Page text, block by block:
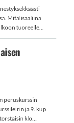
Mitalisaaliina
tuoreelle…
peruskurssin
ja 9. kup
klo…